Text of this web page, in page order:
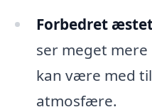
Forbedret
ser meget
kan være med
atmosfære.